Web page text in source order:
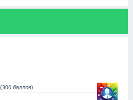
(300 баллов)